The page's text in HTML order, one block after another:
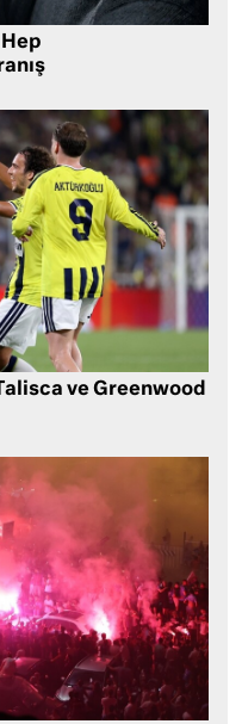
Hep
ve Greenwood